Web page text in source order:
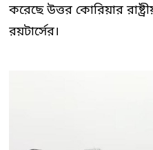
করেছে উত্তর কোরিয়ার
রয়টার্সের।